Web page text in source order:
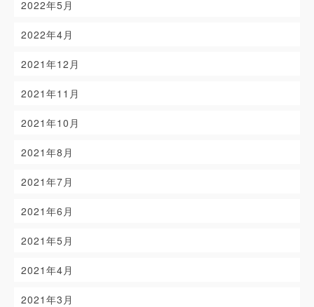
2022年5月
2022年4月
2021年12月
2021年11月
2021年10月
2021年8月
2021年7月
2021年6月
2021年5月
2021年4月
2021年3月